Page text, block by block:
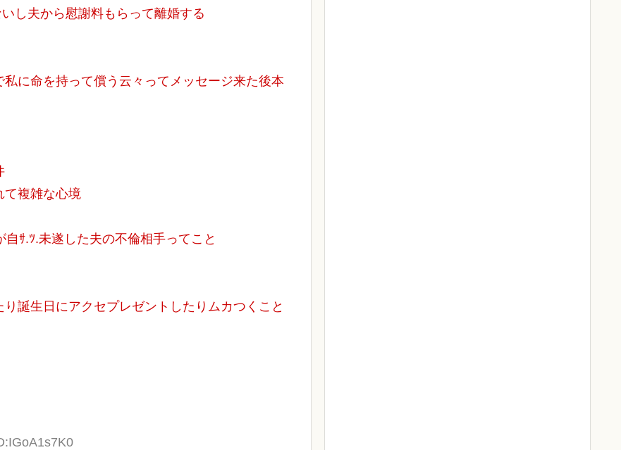
し夫から慰謝料もらって離婚する
に命を持って償う云々ってメッセージ来た後本
て複雑な心境
ｻ.ﾂ.未遂した夫の不倫相手ってこと
誕生日にアクセプレゼントしたりムカつくこと